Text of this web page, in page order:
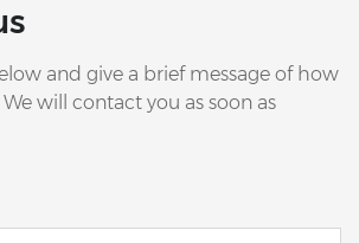
and give a brief message of how
will contact you as soon as